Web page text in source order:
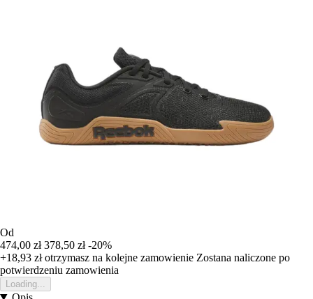
Od
474,00 zł 378,50 zł -20%
+18,93 złotrzymasz na kolejne zamowienie Zostana naliczone po
potwierdzeniu zamowienia
Loading...